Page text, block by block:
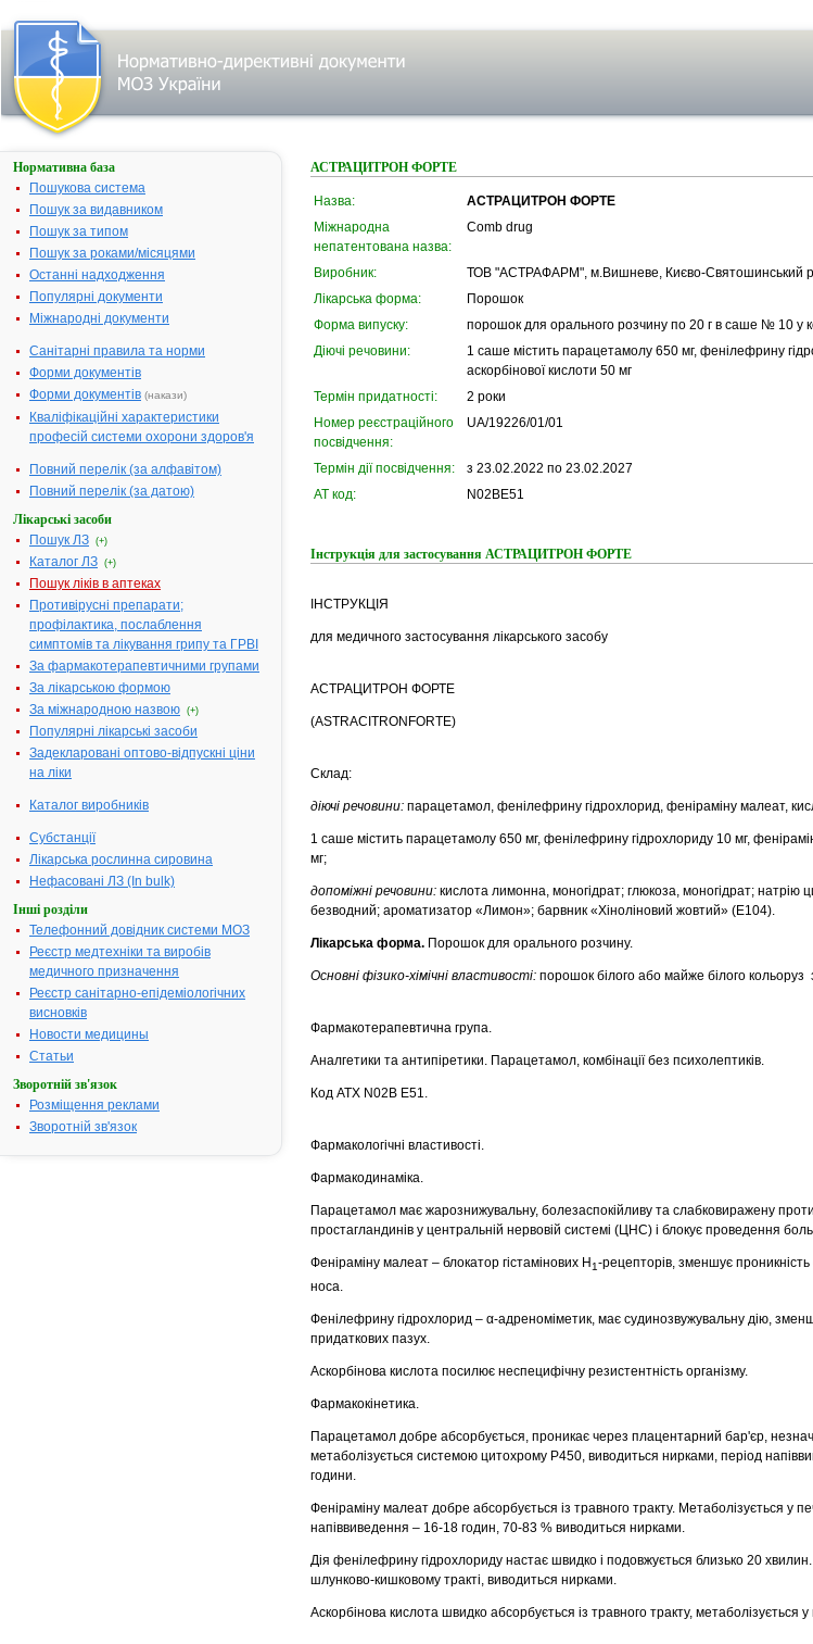
Нормативна база
Пошукова система
Пошук за видавником
Пошук за типом
Пошук за роками/місяцями
Останні надходження
Популярні документи
Міжнародні документи
Санітарні правила та норми
Форми документів
Форми документів (накази)
Кваліфікаційні характеристики
професій системи охорони здоров'я
Повний перелік (за алфавітом)
Повний перелік (за датою)
Лікарські засоби
Пошук ЛЗ (+)
Каталог ЛЗ (+)
Пошук ліків в аптеках
Противірусні препарати;
профілактика, послаблення
симптомів та лікування грипу та ГРВІ
За фармакотерапевтичними групами
За лікарською формою
За міжнародною назвою (+)
Популярні лікарські засоби
Задекларовані оптово-відпускні ціни
на ліки
Каталог виробників
Субстанції
Лікарська рослинна сировина
Нефасовані ЛЗ (In bulk)
Інші розділи
Телефонний довідник системи МОЗ
Реєстр медтехніки та виробів
медичного призначення
Реєстр санітарно-епідеміологічних
висновків
Новости медицины
Статьи
Зворотній зв'язок
Розміщення реклами
Зворотній зв'язок
АСТРАЦИТРОН ФОРТЕ
Назва:
АСТРАЦИТРОН ФОРТЕ
Міжнародна
непатентована назва:
Comb drug
Виробник:
ТОВ "АСТРАФАРМ", м.Вишневе, Києво-Святошинський
Лікарська форма:
Порошок
Форма випуску:
порошок для орального розчину по 20 г в саше № 10 у
Діючі речовини:
1 саше містить парацетамолу 650 мг, фенілефрину
аскорбінової кислоти 50 мг
Термін придатності:
2 роки
Номер реєстраційного
посвідчення:
UA/19226/01/01
Термін дії посвідчення:
з 23.02.2022 по 23.02.2027
АТ код:
N02BE51
Інструкція для застосування АСТРАЦИТРОН ФОРТЕ
ІНСТРУКЦІЯ
для медичного застосування лікарського засобу
АСТРАЦИТРОН ФОРТЕ
(ASTRACITRONFORTE)
Склад:
діючі речовини: парацетамол, фенілефрину гідрохлорид, феніраміну малеат,
1 саше містить парацетамолу 650 мг, фенілефрину гідрохлориду 10 мг,
мг;
допоміжні речовини: кислота лимонна, моногідрат; глюкоза, моногідрат; натрію
безводний; ароматизатор «Лимон»; барвник «Хіноліновий жовтий» (E104).
Лікарська форма. Порошок для орального розчину.
Основні фізико-хімічні властивості: порошок білого або майже білого
Фармакотерапевтична група.
Аналгетики та антипіретики. Парацетамол, комбінації без психолептиків.
Код АТХ N02B Е51.
Фармакологічні властивості.
Фармакодинаміка.
Парацетамол має жарознижувальну, болезаспокійливу та слабковиражену
простагландинів у центральній нервовій системі (ЦНС) і блокує проведення
Феніраміну малеат – блокатор гістамінових Н1-рецепторів, зменшує
носа.
Фенілефрину гідрохлорид – α-адреноміметик, має судинозвужувальну дію,
придаткових пазух.
Аскорбінова кислота посилює неспецифічну резистентність організму.
Фармакокінетика.
Парацетамол добре абсорбується, проникає через плацентарний бар'єр,
метаболізується системою цитохрому Р450, виводиться нирками, період
години.
Феніраміну малеат добре абсорбується із травного тракту. Метаболізується у
напіввиведення – 16-18 годин, 70-83 % виводиться нирками.
Дія фенілефрину гідрохлориду настає швидко і подовжується близько 20
шлунково-кишковому тракті, виводиться нирками.
Аскорбінова кислота швидко абсорбується із травного тракту, метаболізується